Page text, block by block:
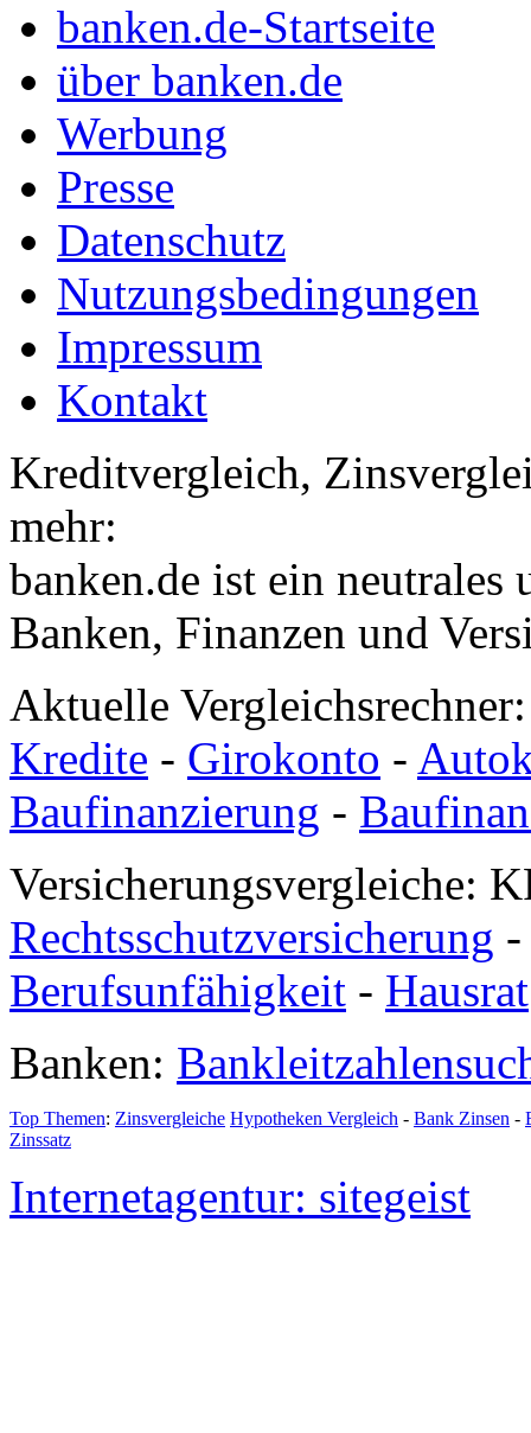
banken.de-Startseite
über banken.de
Werbung
Presse
Datenschutz
Nutzungsbedingungen
Impressum
Kontakt
Kreditvergleich,
mehr:
banken.de ist ein neutrales
Banken, Finanzen und
Aktuelle
Kredite - Girokonto -
Baufinanzierung -
Versicherungsvergleiche:
Rechtsschutzversicherung
Berufsunfähigkeit - Hausrat
Banken:
Top Themen: Zinsvergleiche Hypotheken Vergleich - Bank Zinsen -
Zinssatz
Internetagentur: sitegeist